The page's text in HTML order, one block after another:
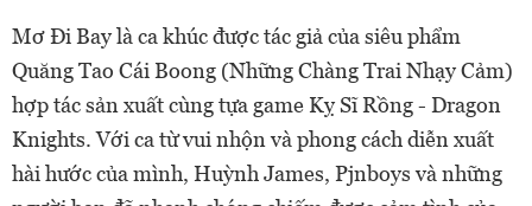
Mơ Đi Bay là ca khúc được tác giả của siêu phẩm
Quăng Tao Cái Boong (Những Chàng Trai Nhạy Cảm)
hợp tác sản xuất cùng tựa game Kỵ Sĩ Rồng - Dragon
Knights. Với ca từ vui nhộn và phong cách diễn xuất
hài hước của mình, Huỳnh James, Pjnboys và những